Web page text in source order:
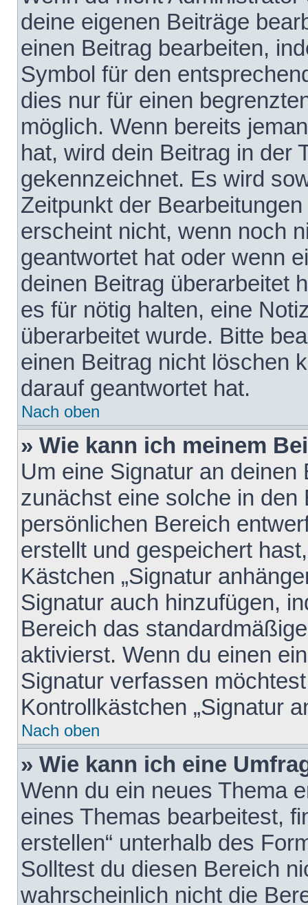
deine eigenen Beiträge
einen Beitrag bearbeiten,
Symbol für den
dies nur für einen
möglich. Wenn bereits
hat, wird dein Beitrag in der
gekennzeichnet. Es wird
Zeitpunkt der
erscheint nicht, wenn noch
geantwortet hat oder wenn
deinen Beitrag überarbeitet
es für nötig halten, eine
überarbeitet wurde. Bitte
einen Beitrag nicht löschen
darauf geantwortet hat.
Nach oben
» Wie kann ich meinem
Um eine Signatur an
zunächst eine solche in den
persönlichen Bereich
erstellt und gespeichert
Kästchen „Signatur
Signatur auch hinzufügen,
Bereich das
aktivierst. Wenn du einen
Signatur verfassen
Kontrollkästchen „Signatur
Nach oben
» Wie kann ich eine
Wenn du ein neues Thema
eines Themas bearbeitest,
erstellen“ unterhalb des
Solltest du diesen Bereich
wahrscheinlich nicht die